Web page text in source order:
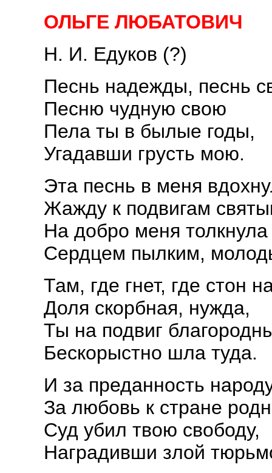
ОЛЬГЕ ЛЮБАТОВИЧ
Н. И. Едуков (?)
Песнь надежды, песнь
Песню чудную свою
Пела ты в былые годы,
Угадавши грусть мою.
Эта песнь в меня
Жажду к подвигам
На добро меня толкнула
Сердцем пылким,
Там, где гнет, где стон
Доля скорбная, нужда,
Ты на подвиг
Бескорыстно шла туда.
И за преданность
За любовь к стране
Суд убил твою свободу,
Наградивши злой